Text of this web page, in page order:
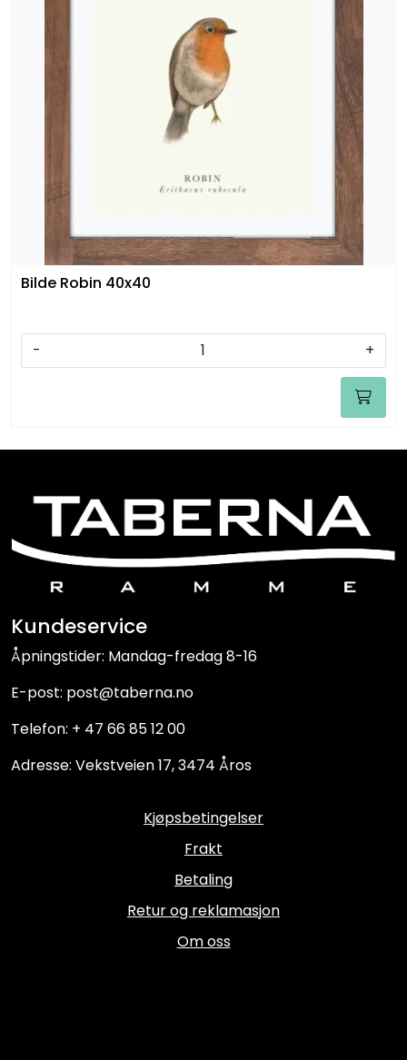
Bilde Robin 40x40
- +
Kundeservice
Åpningstider: Mandag-fredag 8-16
E-post: post@taberna.no
Telefon: + 47 66 85 12 00
Adresse: Vekstveien 17, 3474 Åros
Kjøpsbetingelser
Frakt
Betaling
Retur og reklamasjon
Om oss